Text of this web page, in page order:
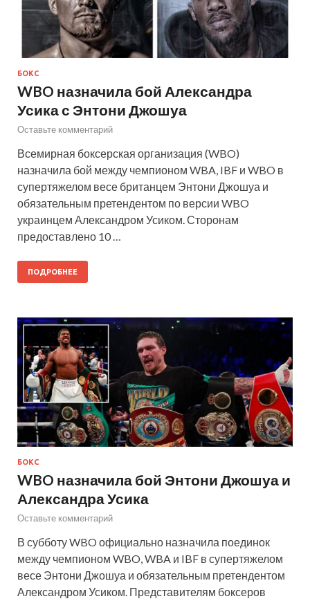
БОКС
WBO назначила бой Александра
Усика с Энтони Джошуа
Оставьте комментарий
Всемирная боксерская организация (WBO)
назначила бой между чемпионом WBA, IBF и WBO в
супертяжелом весе британцем Энтони Джошуа и
обязательным претендентом по версии WBO
украинцем Александром Усиком. Сторонам
предоставлено 10 …
ПОДРОБНЕЕ
БОКС
WBO назначила бой Энтони Джошуа и
Александра Усика
Оставьте комментарий
В субботу WBO официально назначила поединок
между чемпионом WBO, WBA и IBF в супертяжелом
весе Энтони Джошуа и обязательным претендентом
Александром Усиком. Представителям боксеров